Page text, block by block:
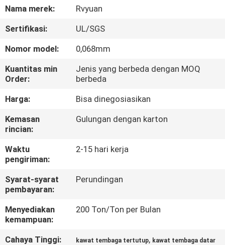
WISATA
PABRIK
KONTROL
KUALITAS
HUBUNGI
KAMI
BERITA
Nama merek:
Rvyuan
Sertifikasi:
UL/SGS
Nomor model:
0,068mm
Kuantitas min
Order:
Jenis yang berbeda dengan MOQ
berbeda
Harga:
Bisa dinegosiasikan
Kemasan
rincian:
Gulungan dengan karton
Waktu
pengiriman:
2-15 hari kerja
Syarat-syarat
pembayaran:
Perundingan
Menyediakan
kemampuan:
200 Ton/Ton per Bulan
Cahaya Tinggi: kawat tembaga tertutup, kawat tembaga datar